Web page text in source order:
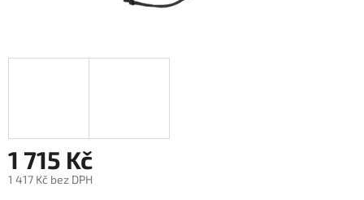
1 715 Kč
1 417 Kč bez DPH